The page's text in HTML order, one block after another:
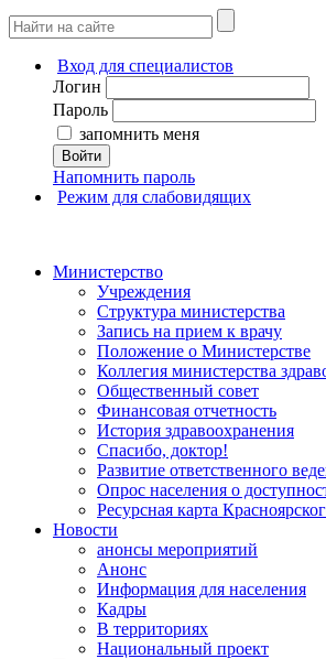
Вход для специалистов
Логин
Пароль
запомнить меня
Войти
Напомнить пароль
Режим для слабовидящих
Министерство
Учреждения
Структура министерства
Запись на прием к врачу
Положение о Министерстве
Коллегия министерства
Общественный совет
Финансовая отчетность
История здравоохранения
Спасибо, доктор!
Развитие ответственного
Опрос населения о
Ресурсная карта
Новости
анонсы мероприятий
Анонс
Информация для населения
Кадры
В территориях
Национальный проект